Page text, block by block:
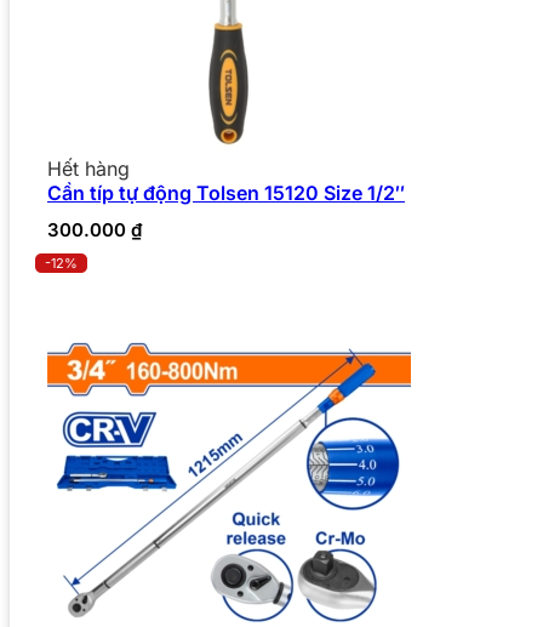
Hết hàng
Cần típ tự động Tolsen 15120 Size 1/2″
300.000 ₫
-12%